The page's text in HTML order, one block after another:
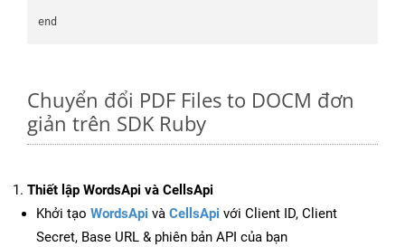
Chuyển đổi PDF Files to DOCM đơn
giản trên SDK Ruby
Thiết lập WordsApi và CellsApi
Khởi tạo WordsApi và CellsApi với Client ID, Client
Secret, Base URL & phiên bản API của bạn